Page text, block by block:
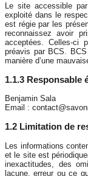
Le site accessible
exploité dans le
est régie par les
reconnaissez avoir
acceptées. Celles-ci
préavis par BCS.
manière d’une
1.1.3 Responsable
Benjamin Sala
Email :
1.2 Limitation de
Les informations
et le site est
inexactitudes, des
lacune, erreur ou ce